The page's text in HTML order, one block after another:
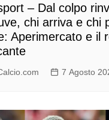
– Dal colpo
chi arriva e chi
Aperimercato e il
7 Agosto